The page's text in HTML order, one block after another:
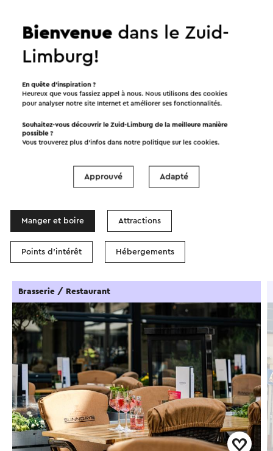
© OpenStreetMapcontributors
Afficher les filtres
Dans la région
Manger et boire Attractions
Points d'intérêt Hébergements
Brasserie / Restaurant
Bienvenuedans le Zuid-
Limburg!
En quête d’inspiration ?
Heureux que vous fassiez appel à nous. Nous utilisons des cookies
pour analyser notre site Internet et améliorer ses fonctionnalités.
Souhaitez-vous découvrir le Zuid-Limburg de la meilleure manière
possible ?
Vous trouverez plus d’infos dans notre politique sur lescookies.
Approuvé Adapté